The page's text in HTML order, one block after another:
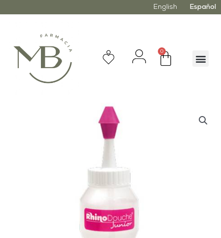
English Español
0